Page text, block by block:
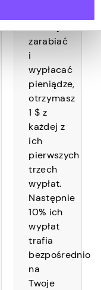
zarabiać
i
wypłacać
pieniądze,
otrzymasz
1 $ z
każdej z
ich
pierwszych
trzech
wypłat.
Następnie
10% ich
wypłat
trafia
bezpośrednio
na
Twoje